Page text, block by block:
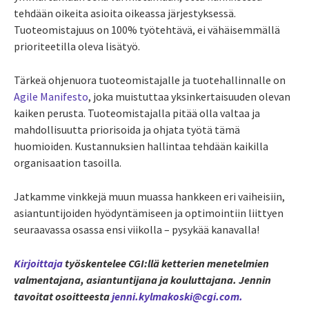
tehdään oikeita asioita oikeassa järjestyksessä.
Tuoteomistajuus on 100% työtehtävä, ei vähäisemmällä
prioriteetilla oleva lisätyö.
Tärkeä ohjenuora tuoteomistajalle ja tuotehallinnalle on
Agile Manifesto, joka muistuttaa yksinkertaisuuden olevan
kaiken perusta. Tuoteomistajalla pitää olla valtaa ja
mahdollisuutta priorisoida ja ohjata työtä tämä
huomioiden. Kustannuksien hallintaa tehdään kaikilla
organisaation tasoilla.
Jatkamme vinkkejä muun muassa hankkeen eri vaiheisiin,
asiantuntijoiden hyödyntämiseen ja optimointiin liittyen
seuraavassa osassa ensi viikolla – pysykää kanavalla!
Kirjoittajatyöskentelee CGI:llä ketterien menetelmien
valmentajana, asiantuntijana ja kouluttajana. Jennin
tavoitat osoitteestajenni.kylmakoski@cgi.com.